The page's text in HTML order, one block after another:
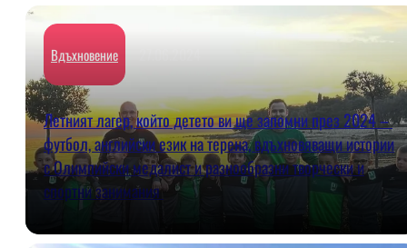
Вдъхновение
Летният лагер, който детето ви ще запомни през 2024 –
футбол, английски език на терена, вдъхновяващи истории
с Олимпийски медалист и разнообразни творчески и
спортни занимания